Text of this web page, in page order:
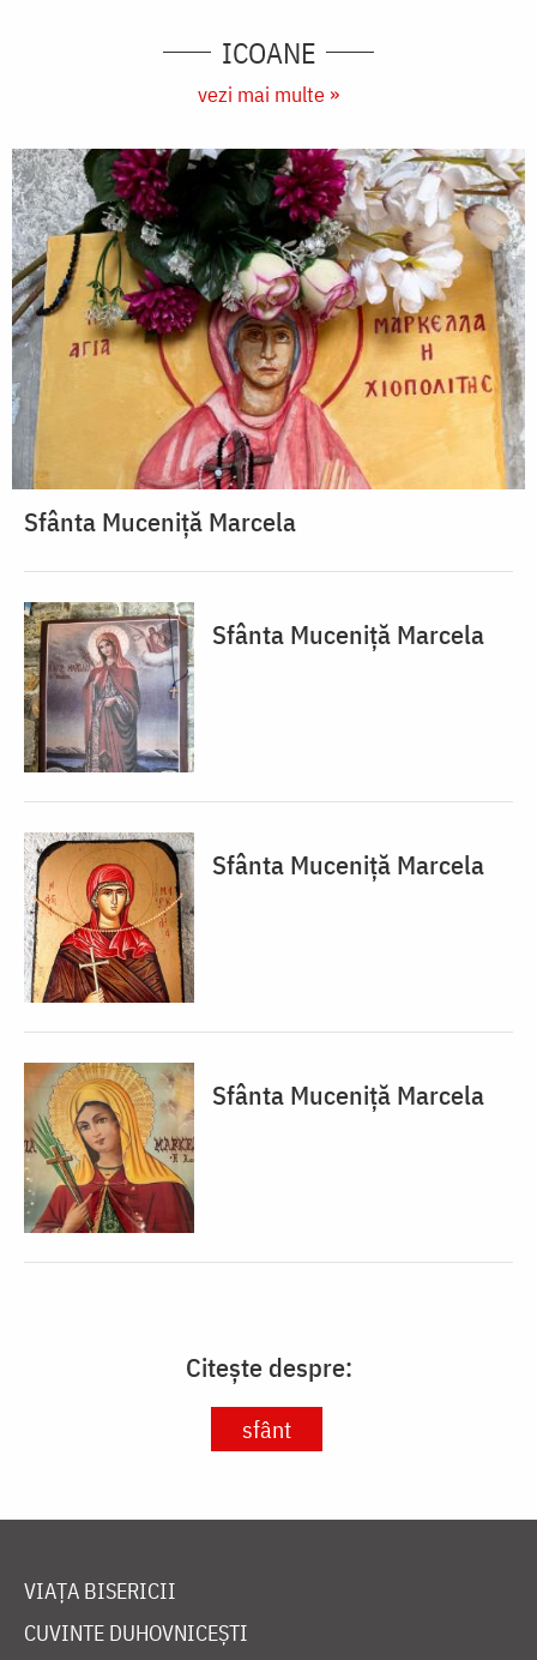
ICOANE
vezi mai multe »
Sfânta Muceniță Marcela
Sfânta Muceniță Marcela
Sfânta Muceniță Marcela
Sfânta Muceniță Marcela
Citește despre:
sfânt
VIAȚA BISERICII
CUVINTE DUHOVNICEȘTI